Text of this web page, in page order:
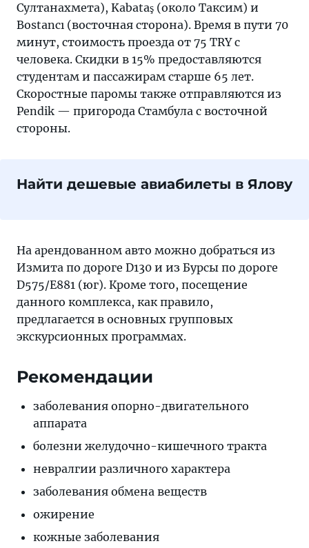
Султанахмета), Kabataş (около Таксим) и
Bostancı (восточная сторона). Время в пути 70
минут, стоимость проезда от 75 TRY с
человека. Скидки в 15% предоставляются
студентам и пассажирам старше 65 лет.
Скоростные паромы также отправляются из
Pendik — пригорода Стамбула с восточной
стороны.
Найти дешевые авиабилеты в Ялову
На арендованном авто можно добраться из
Измита по дороге D130 и из Бурсы по дороге
D575/E881 (юг). Кроме того, посещение
данного комплекса, как правило,
предлагается в основных групповых
экскурсионных программах.
Рекомендации
заболевания опорно-двигательного
аппарата
болезни желудочно-кишечного тракта
невралгии различного характера
заболевания обмена веществ
ожирение
кожные заболевания